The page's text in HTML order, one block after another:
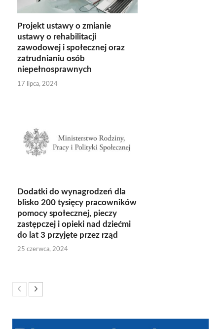
Projekt ustawy o zmianie
ustawy o rehabilitacji
zawodowej i społecznej oraz
zatrudnianiu osób
niepełnosprawnych
17 lipca, 2024
Dodatki do wynagrodzeń dla
blisko 200 tysięcy pracowników
pomocy społecznej, pieczy
zastępczej i opieki nad dziećmi
do lat 3 przyjęte przez rząd
25 czerwca, 2024